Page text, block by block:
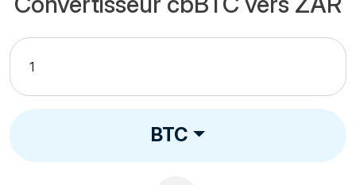
BTC